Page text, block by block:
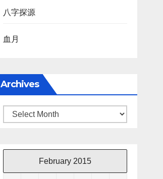
八字探源
血月
Archives
Archives
February 2015